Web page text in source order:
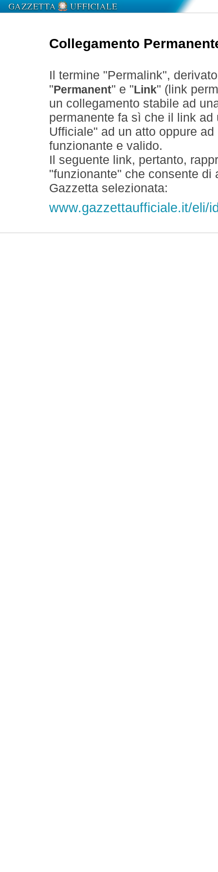
Collegamento
Il termine "Permalink",
" Permanent" e " Link" (link
un collegamento stabile ad
permanente fa sì che il link
Ufficiale" ad un atto oppure
funzionante e valido.
Il seguente link, pertanto,
"funzionante" che consente
Gazzetta selezionata:
www.gazzettaufficiale.it/eli/